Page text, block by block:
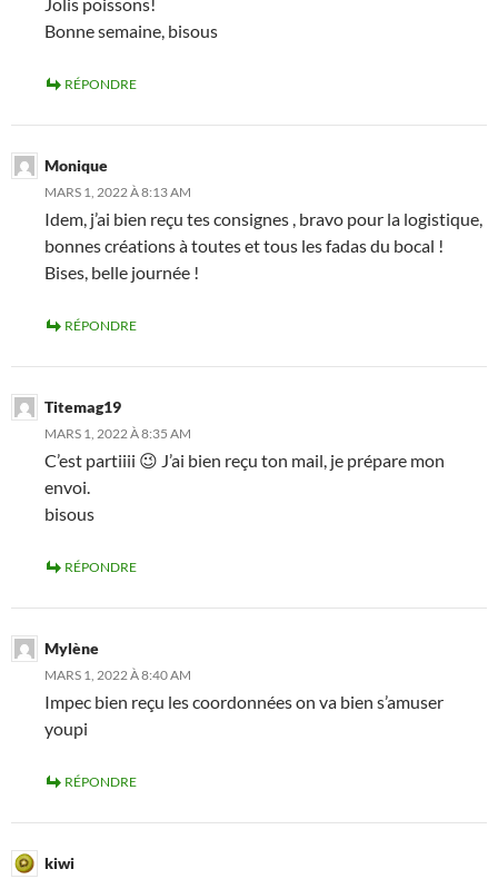
Bonne semaine, bisous
RÉPONDRE
Monique
MARS 1, 2022 À 8:13 AM
Idem, j’ai bien reçu tes consignes , bravo pour la logistique,
bonnes créations à toutes et tous les fadas du bocal !
Bises, belle journée !
RÉPONDRE
Titemag19
MARS 1, 2022 À 8:35 AM
C’est partiiii 😉 J’ai bien reçu ton mail, je prépare mon
envoi.
bisous
RÉPONDRE
Mylène
MARS 1, 2022 À 8:40 AM
Impec bien reçu les coordonnées on va bien s’amuser
youpi
RÉPONDRE
kiwi